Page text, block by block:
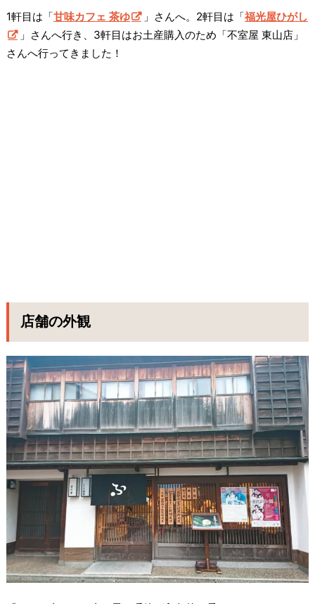
1軒目は「甘味カフェ 茶ゆ 」さんへ。2軒目は「福光屋ひがし
」さんへ行き、3軒目はお土産購入のため「不室屋 東山店」
さんへ行ってきました！
店舗の外観